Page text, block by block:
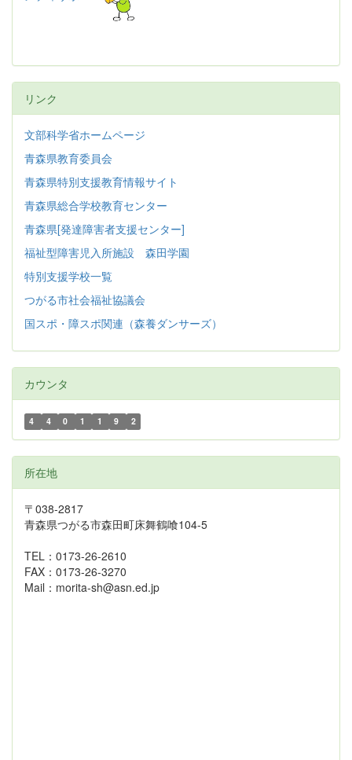
リンク
文部科学省ホームページ
青森県教育委員会
青森県特別支援教育情報サイト
青森県総合学校教育センター
青森県[発達障害者支援センター]
福祉型障害児入所施設 森田学園
特別支援学校一覧
つがる市社会福祉協議会
国スポ・障スポ関連（森養ダンサーズ）
カウンタ
4 4 0 1 1 9 2
所在地
〒038-2817
青森県つがる市森田町床舞鶴喰104-5
TEL：0173-26-2610
FAX：0173-26-3270
Mail：morita-sh@asn.ed.jp